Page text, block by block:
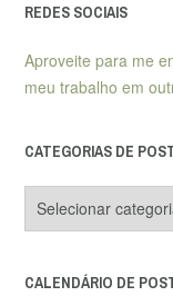
REDES SOCIAIS
Aproveite para me
meu trabalho em
CATEGORIAS DE
de
CALENDÁRIO DE